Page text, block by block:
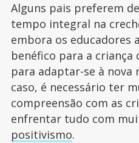
Alguns pais preferem
tempo integral na
embora os educadores
benéfico para a
para adaptar-se à nova
caso, é necessário ter
compreensão com as
enfrentar tudo com
positivismo.